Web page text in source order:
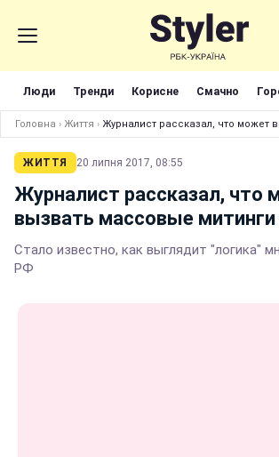
Люди Тренди Корисне Смачно
Головна › Життя › Журналист рассказал, что может
ЖИТТЯ 20 липня 2017, 08:55
Журналист рассказал, что
вызвать массовые митинги
Стало известно, как выглядит "логика"
РФ